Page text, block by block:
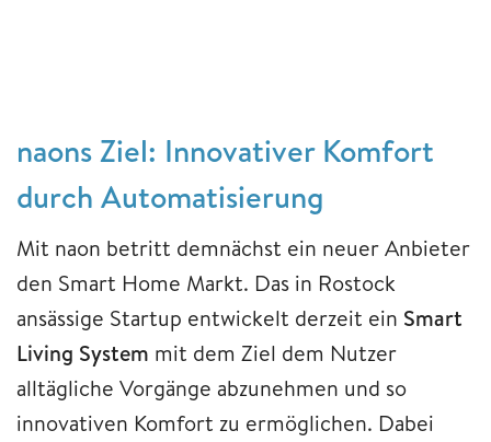
naons Ziel: Innovativer Komfort
durch Automatisierung
Mit naon betritt demnächst ein neuer Anbieter
den Smart Home Markt. Das in Rostock
ansässige Startup entwickelt derzeit ein Smart
Living System mit dem Ziel dem Nutzer
alltägliche Vorgänge abzunehmen und so
innovativen Komfort zu ermöglichen. Dabei